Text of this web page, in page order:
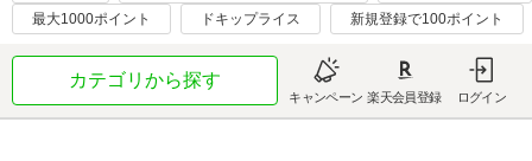
最大1000ポイント
ドキップライス 新規登録で100ポイント
カテゴリから探す
キャンペーン 楽天会員登録 ログイン